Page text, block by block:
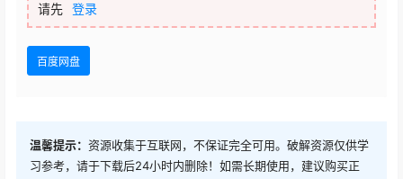
请先 登录
百度网盘
温馨提示： 资源收集于互联网，不保证完全可用。破解资源仅供学
习参考，请于下载后24小时内删除！如需长期使用，建议购买正